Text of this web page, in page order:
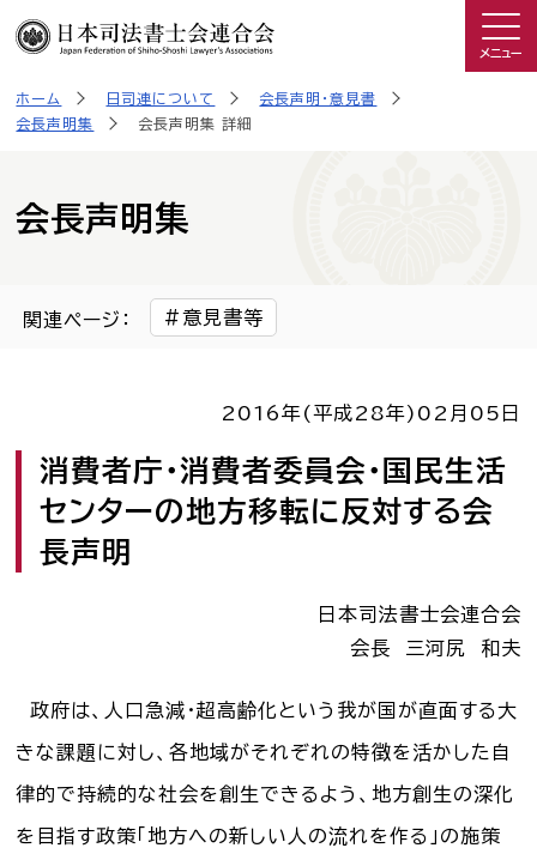
司法書士を知る
広報物・制作物
司法書士に相談したい人へ
司法書士を目指す人へ
司法書士法違反「非司行為」について
メニュー
ホーム 日司連について
会長声明・意見書
会長声明集
会長声明集 詳細
会長声明集
関連ページ： 意見書等
2016年(平成28年) 02月05日
消費者庁・消費者委員会・国民生活
センターの地方移転に反対する会
長声明
日本司法書士会連合会
会長 三河尻 和夫
政府は、人口急減・超高齢化という我が国が直面する大
きな課題に対し、各地域がそれぞれの特徴を活かした自
律的で持続的な社会を創生できるよう、地方創生の深化
を目指す政策「地方への新しい人の流れを作る」の施策